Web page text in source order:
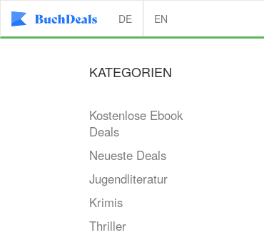
DE EN
KATEGORIEN
Kostenlose Ebook
Deals
Neueste Deals
Jugendliteratur
Krimis
Thriller